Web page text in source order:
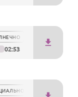
02:53